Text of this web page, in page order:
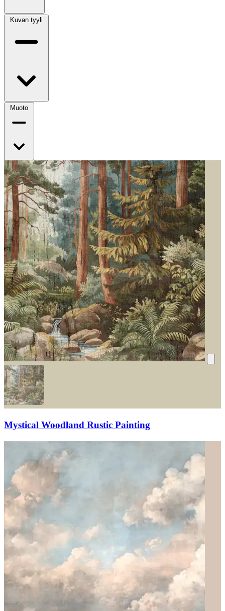
Kuvan tyyli
Muoto
Mystical Woodland Rustic Painting